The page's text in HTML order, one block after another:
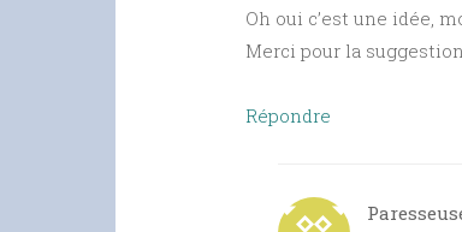
Oh oui c’est une idée,
Merci pour la suggestion
Répondre